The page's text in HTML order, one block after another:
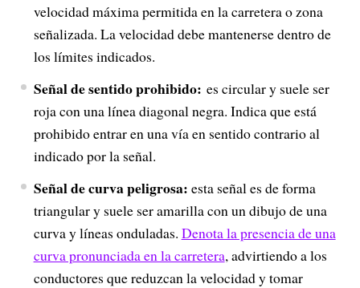
velocidad máxima permitida en la carretera o zona
señalizada. La velocidad debe mantenerse dentro de
los límites indicados.
Señal de sentido prohibido: es circular y suele ser
roja con una línea diagonal negra. Indica que está
prohibido entrar en una vía en sentido contrario al
indicado por la señal.
Señal de curva peligrosa: esta señal es de forma
triangular y suele ser amarilla con un dibujo de una
curva y líneas onduladas. Denota la presencia de una
curva pronunciada en la carretera, advirtiendo a los
conductores que reduzcan la velocidad y tomar